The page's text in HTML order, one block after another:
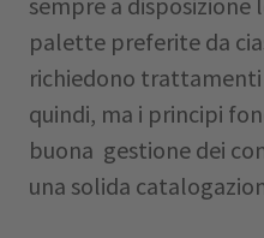
palette preferite da
richiedono
quindi, ma i principi
buona gestione dei
una solida